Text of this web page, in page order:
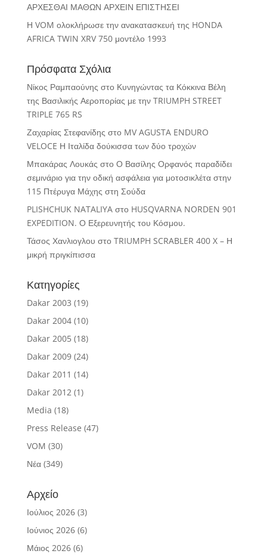
ΑΡΧΕΣΘΑΙ ΜΑΘΩΝ ΑΡΧΕΙΝ ΕΠΙΣΤΗΣΕΙ
Η VOM ολοκλήρωσε την ανακατασκευή της HONDA
AFRICA TWIN XRV 750 μοντέλο 1993
Πρόσφατα Σχόλια
Νίκος Ραμπαούνης στο Κυνηγώντας τα Κόκκινα Βέλη
της Βασιλικής Αεροπορίας με την TRIUMPH STREET
TRIPLE 765 RS
Ζαχαρίας Στεφανίδης στο MV AGUSTA ENDURO
VELOCE Η Ιταλίδα δούκισσα των δύο τροχών
Μπακάρας Λουκάς στο Ο Βασίλης Ορφανός παραδίδει
σεμινάριο για την οδική ασφάλεια για μοτοσικλέτα στην
115 Πτέρυγα Μάχης στη Σούδα
PLISHCHUK NATALIYAστο HUSQVARNA NORDEN 901
EXPEDITION. Ο Εξερευνητής του Κόσμου.
Τάσος Χανλιογλου στο TRIUMPH SCRABLER 400 X – Η
μικρή πριγκίπισσα
Κατηγορίες
Dakar 2003 (19)
Dakar 2004(10)
Dakar 2005(18)
Dakar 2009(24)
Dakar 2011 (14)
Dakar 2012(1)
Media (18)
Press Release (47)
VOM (30)
Νέα(349)
Αρχείο
Ιούλιος 2026(3)
Ιούνιος 2026(6)
Μάιος 2026(6)